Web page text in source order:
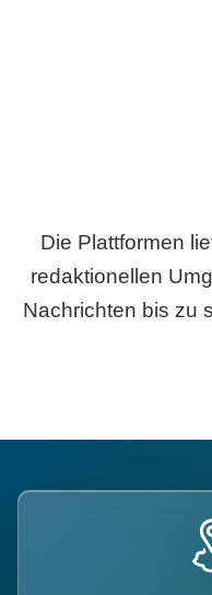
Die Plattformen
redaktionellen
Nachrichten bis zu